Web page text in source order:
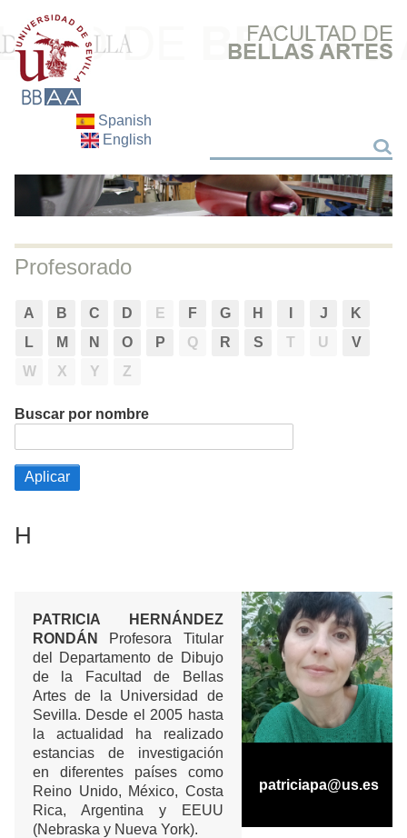
Spanish
English
Buscar
Profesorado
A B C D E F G H J
K
L
M N O P Q R S T U
V
W
X Y Z
Buscar por nombre
H
PATRICIA HERNÁNDEZ
RONDÁN
Profesora Titular
del Departamento de Dibujo
de la Facultad de Bellas
Artes de la Universidad de
Sevilla. Desde el 2005 hasta
la actualidad ha realizado
estancias de investigación
en diferentes países como
Reino Unido, México, Costa
Rica, Argentina y EEUU
(Nebraska y Nueva York).
patriciapa@us.es